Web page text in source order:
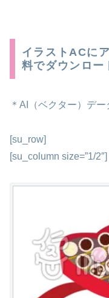
イラストACに
料でダウンロー
＊AI（ベクター）デー
[su_row]
[su_column size=”1/2″]